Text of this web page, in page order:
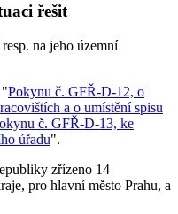
řešit
resp. na jeho územní
"Pokynu č. GFŘ-D-12, o
a o umístění spisu
č. GFŘ-D-13, ke
úřadu".
zřízeno 14
pro hlavní město Prahu, a